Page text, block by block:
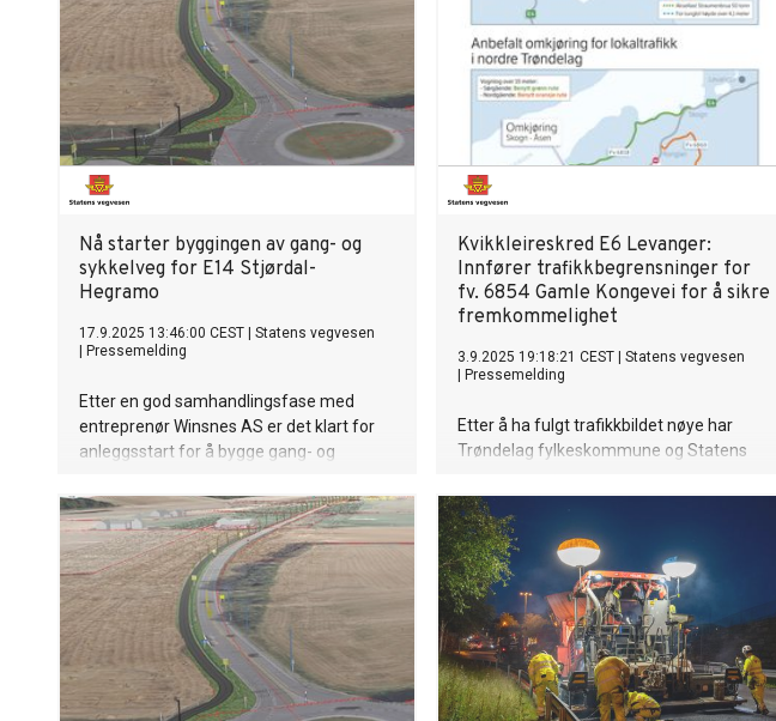
Nå starter byggingen av gang- og
sykkelveg for E14 Stjørdal-
Hegramo
17.9.2025 13:46:00 CEST
Statens vegvesen
Pressemelding
Etter en god samhandlingsfase med
entreprenør Winsnes AS er det klart for
anleggsstart for å bygge gang- og
Hegramo.
Kvikkleireskred E6 Levanger:
Innfører trafikkbegrensninger for
fv. 6854 Gamle Kongevei for å sikre
fremkommelighet
3.9.2025 19:18:21 CEST
Statens vegvesen
Pressemelding
Etter å ha fulgt trafikkbildet nøye har
Trøndelag fylkeskommune og Statens
6854 skiltes med maksimalt 3,5 tonns
totalvekt.